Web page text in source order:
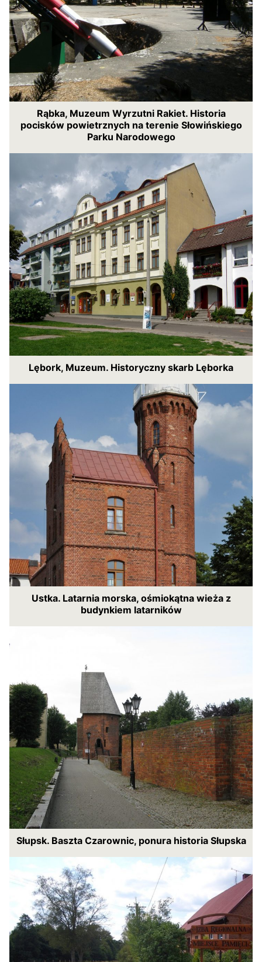
Rąbka, Muzeum Wyrzutni Rakiet. Historia
pocisków powietrznych na terenie Słowińskiego
Parku Narodowego
Lębork, Muzeum. Historyczny skarb Lęborka
Ustka. Latarnia morska, ośmiokątna wieża z
budynkiem latarników
Słupsk. Baszta Czarownic, ponura historia Słupska